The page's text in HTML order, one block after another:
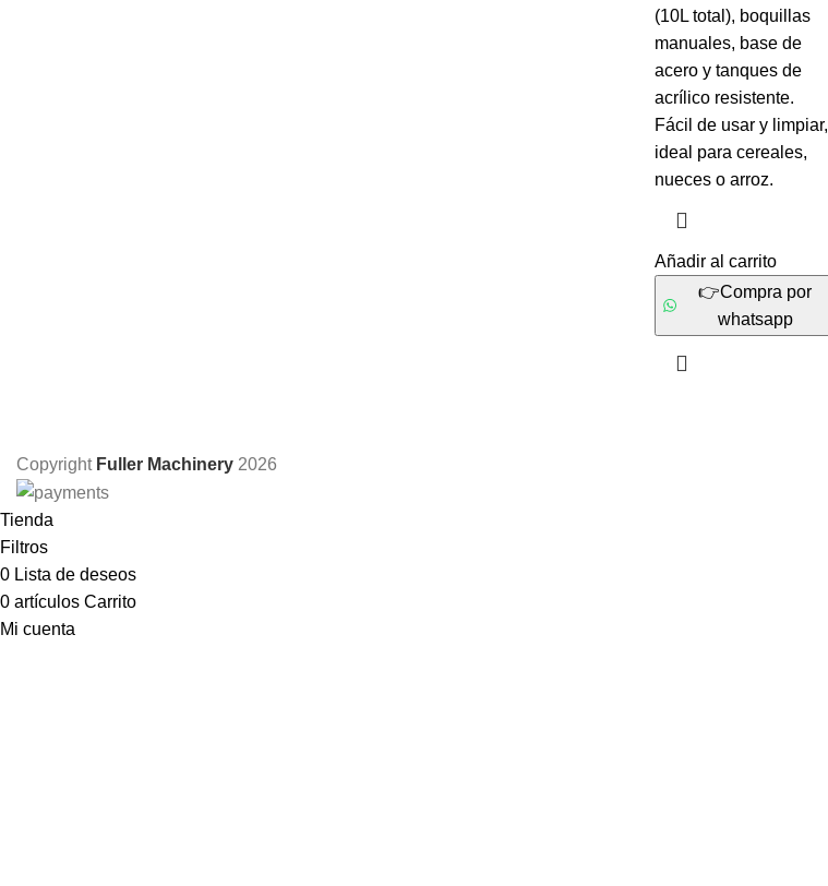
(10L total), boquillas
manuales, base de
acero y tanques de
acrílico resistente.
Fácil de usar y limpiar,
ideal para cereales,
nueces o arroz.
Añadir al carrito
👉Compra por
whatsapp
Copyright Fuller Machinery 2026
Tienda
Filtros
0 Lista de deseos
0 artículos Carrito
Mi cuenta